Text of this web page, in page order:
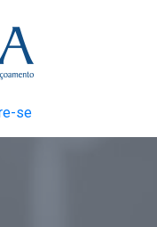
se